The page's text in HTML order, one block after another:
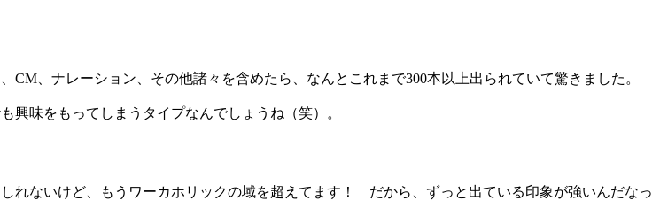
、ナレーション、その他諸々を含めたら、なんとこれまで300本以上出られていて驚きました。
味をもってしまうタイプなんでしょうね（笑）。
れないけど、もうワーカホリックの域を超えてます！ だから、ずっと出ている印象が強いんだなっ